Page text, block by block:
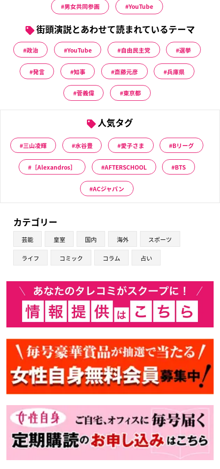
男女共同参画 YouTube
街頭演説とあわせて読まれているテーマ
政治 YouTube 自由民主党 選挙
発言 知事 斎藤元彦 兵庫県
菅義偉 東京都
人気タグ
三山凌輝 水谷豊 愛子さま Bリーグ
［Alexandros］ AFTERSCHOOL BTS
ACジャパン
カテゴリー
芸能 皇室 国内 海外 スポーツ
ライフ コミック コラム 占い